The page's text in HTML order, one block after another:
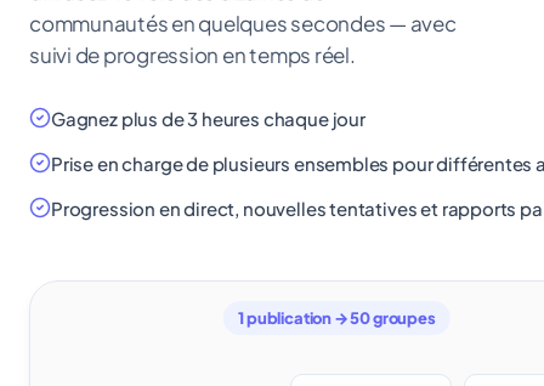
communautés en quelques secondes — avec
suivi de progression en temps réel.
Gagnez plus de 3 heures chaque jour
Prise en charge de plusieurs ensembles pour différentes
Progression en direct, nouvelles tentatives et rapports
1 publication → 50 groupes